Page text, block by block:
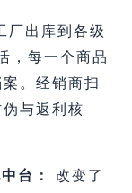
厂出库到各级
，每一个商品
。经销商扫
与返利核
台：
改变了